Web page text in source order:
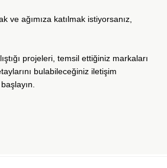
ve ağımıza katılmak istiyorsanız,
projeleri, temsil ettiğiniz markaları
bulabileceğiniz iletişim